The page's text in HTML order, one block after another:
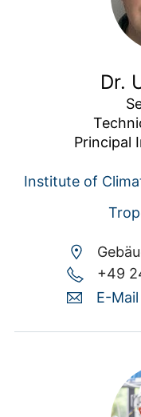
Dr.
Principal
Institute of
+49
E-Mail